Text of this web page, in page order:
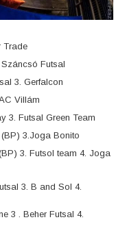
Trade
Futsal
3. Gerfalcon
Villám
3. Futsal Green Team
3.Joga Bonito
3. Futsol team 4. Joga
3. B and Sol 4.
3 . Beher Futsal 4.